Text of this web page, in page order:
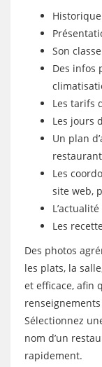
Son
Des infos
Les tarifs
Les jours
Un plan
restaurant
Les
site web,
Les
Des photos
les plats, la
et efficace, afin
Sélectionnez
nom d’un
rapidement.